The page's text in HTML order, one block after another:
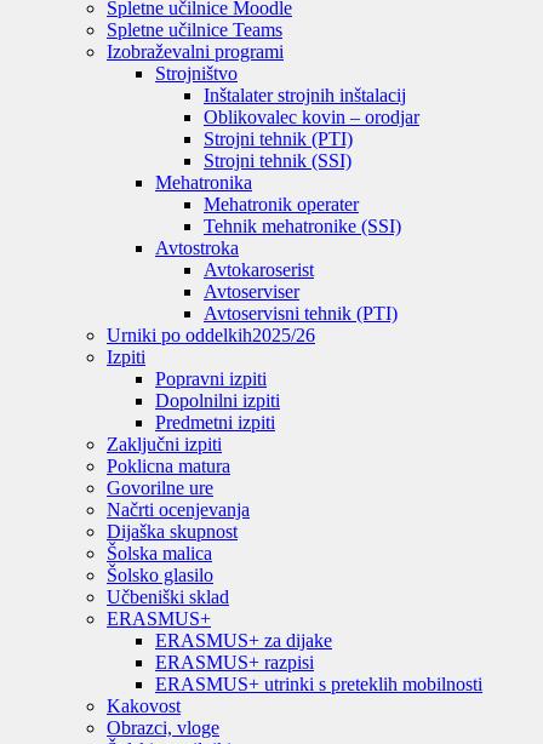
Spletne učilnice Moodle
Spletne učilnice Teams
Izobraževalni programi
Strojništvo
Inštalater strojnih inštalacij
Oblikovalec kovin – orodjar
Strojni tehnik (PTI)
Strojni tehnik (SSI)
Mehatronika
Mehatronik operater
Tehnik mehatronike (SSI)
Avtostroka
Avtokaroserist
Avtoserviser
Avtoservisni tehnik (PTI)
Urniki po oddelkih2025/26
Izpiti
Popravni izpiti
Dopolnilni izpiti
Predmetni izpiti
Zaključni izpiti
Poklicna matura
Govorilne ure
Načrti ocenjevanja
Dijaška skupnost
Šolska malica
Šolsko glasilo
Učbeniški sklad
ERASMUS+
ERASMUS+ za dijake
ERASMUS+ razpisi
ERASMUS+ utrinki s preteklih mobilnosti
Kakovost
Obrazci, vloge